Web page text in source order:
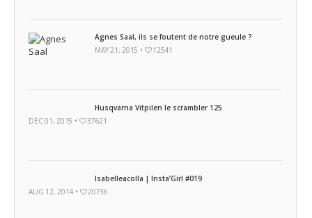
Agnes Saal, ils se foutent de notre gueule ?
MAY 21, 2015 •
12541
Husqvarna Vitpilen le scrambler 125
DEC 01, 2015 •
37621
Isabelleacolla | Insta’Girl #019
AUG 12, 2014 •
20736